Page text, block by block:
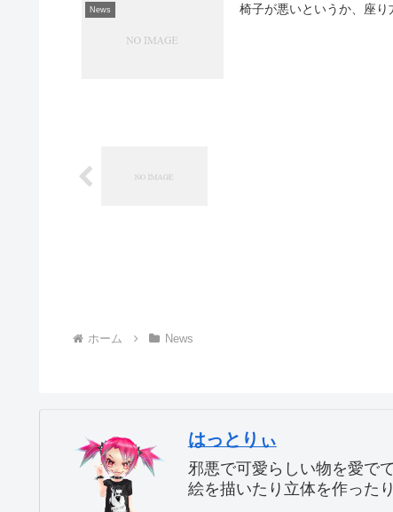
News 椅子が悪いというか、座り
ホーム News
はっとりぃ
邪悪で可愛らしい物を愛で
絵を描いたり立体を作った